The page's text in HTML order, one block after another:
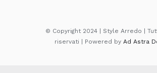
© Copyright 2024 | Style Arredo |
riservati | Powered by Ad Astra